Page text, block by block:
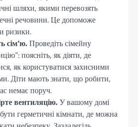
шляхи, якими перевозять
речовини. Це допоможе
ризики.
сім’ю.Проведіть сімейну
поясніть, як діяти, де
як користуватися захисними
Діти мають знати, що робити,
немає поруч.
вентиляцію.У вашому домі
герметичні кімнати, де можна